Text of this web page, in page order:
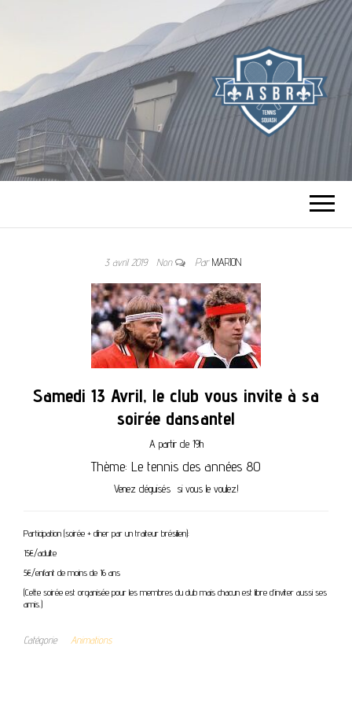
TENNIS SQUASH
DE BOURG LA
REINE
3 avril 2019 Non ParMARION
Samedi 13 Avril, le club vous invite à sa
soirée dansante!
A partir de 19h
Thème: Le tennis des années 80
Venez déguisés si vous le voulez!
Participation (soirée + dîner par un traiteur brésilien):
15€/adulte
5€/enfant de moins de 16 ans
(Cette soirée est organisée pour les membres du club mais chacun est libre d’inviter aussi ses
amis.)
Catégorie Animations